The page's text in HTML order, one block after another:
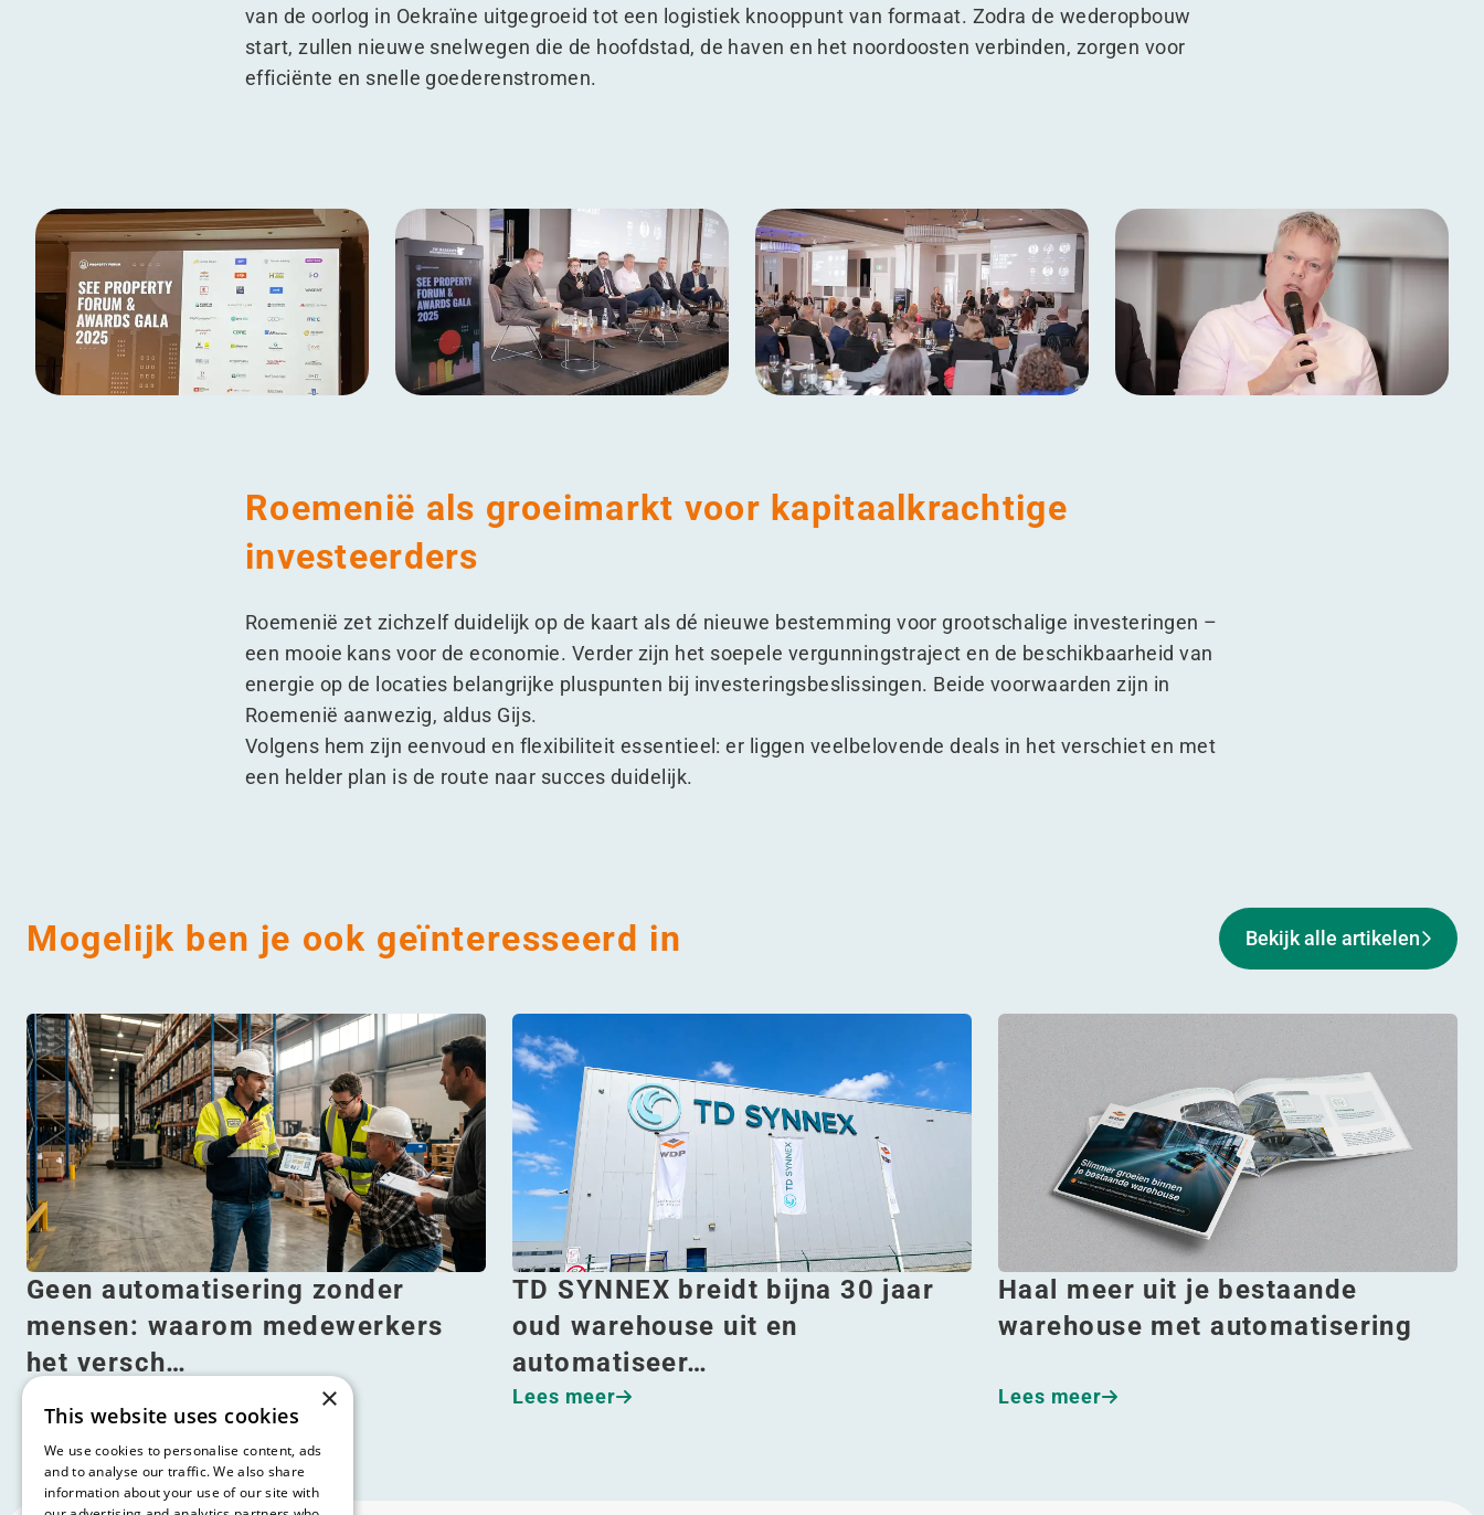
van de oorlog in Oekraïne uitgegroeid tot een logistiek knooppunt van formaat. Zodra de wederopbouw
start, zullen nieuwe snelwegen die de hoofdstad, de haven en het noordoosten verbinden, zorgen voor
efficiënte en snelle goederenstromen.
Roemenië als groeimarkt voor kapitaalkrachtige
investeerders
Roemenië zet zichzelf duidelijk op de kaart als dé nieuwe bestemming voor grootschalige investeringen –
een mooie kans voor de economie. Verder zijn het soepele vergunningstraject en de beschikbaarheid van
energie op de locaties belangrijke pluspunten bij investeringsbeslissingen. Beide voorwaarden zijn in
Roemenië aanwezig, aldus Gijs.
Volgens hem zijn eenvoud en flexibiliteit essentieel: er liggen veelbelovende deals in het verschiet en met
een helder plan is de route naar succes duidelijk.
Mogelijk ben je ook geïnteresseerd in Bekijk alle artikelen
Geen automatisering zonder
mensen: waarom medewerkers
het versch…
TD SYNNEX breidt bijna 30 jaar
oud warehouse uit en
automatiseer…
Lees meer
Haal meer uit je bestaande
warehouse met automatisering
Lees meer
×
This website uses cookies
We use cookies to personalise content, ads
and to analyse our traffic. We also share
information about your use of our site with